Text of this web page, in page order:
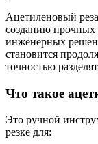
Ацетиленовый
созданию
инженерных
становится
точностью
Что такое
Это ручной
резке для: